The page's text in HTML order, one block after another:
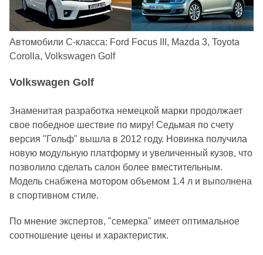
Автомобили С-класса: Ford Focus III, Mazda 3, Toyota
Corolla, Volkswagen Golf
Volkswagen Golf
Знаменитая разработка немецкой марки продолжает
свое победное шествие по миру! Седьмая по счету
версия "Гольф" вышла в 2012 году. Новинка получила
новую модульную платформу и увеличенный кузов, что
позволило сделать салон более вместительным.
Модель снабжена мотором объемом 1.4 л и выполнена
в спортивном стиле.
По мнение экспертов, "семерка" имеет оптимальное
соотношение цены и характеристик.